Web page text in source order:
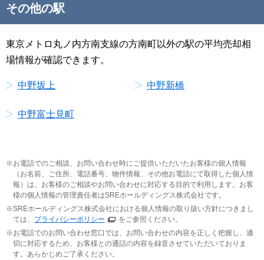
その他の駅
東京メトロ丸ノ内方南支線の方南町以外の駅の平均売却相
場情報が確認できます。
中野坂上 中野新橋
中野富士見町
お電話でのご相談、お問い合わせ時にご提供いただいたお客様の個人情報
（お名前、ご住所、電話番号、物件情報、その他お電話にて取得した個人情
報）は、お客様のご相談やお問い合わせに対応する目的で利用します。お客
様の個人情報の管理責任者はSREホールディングス株式会社です。
SREホールディングス株式会社における個人情報の取り扱い方針につきまし
ては、 プライバシーポリシー
をご参照ください。
お電話でのお問い合わせ窓口では、お問い合わせの内容を正しく把握し、適
切に対応するため、お客様との通話の内容を録音させていただいておりま
す。あらかじめご了承ください。